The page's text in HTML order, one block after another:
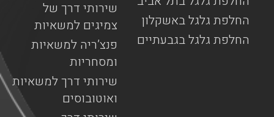
שירותי דרך של
צמיגים למשאיות
פנצ’ריה למשאיות
ומסחריות
שירותי דרך למשאיות
ואוטובוסים
החלפת גלגל באשקלון
החלפת גלגל בגבעתיים